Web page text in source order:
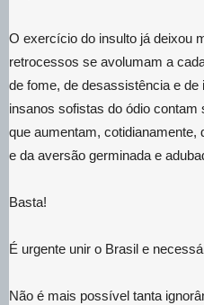
O exercício do insulto já deixou
retrocessos se avolumam a
de fome, de desassistência e
insanos sofistas do ódio
que aumentam, cotidianamente,
e da aversão germinada e
Basta!
É urgente unir o Brasil e
Não é mais possível tanta